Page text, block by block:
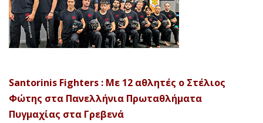
Santorinis Fighters : Με 12 αθλητές ο Στέλιος
Φώτης στα Πανελλήνια Πρωταθλήματα
Πυγμαχίας στα Γρεβενά